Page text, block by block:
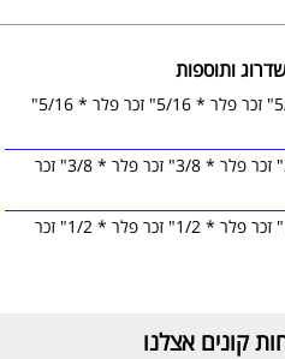
ותוספות
טי - 5/16" זכר פלר * 5/16" זכר פלר * 5/16"
טי - 3/8" זכר פלר * 3/8" זכר פלר * 3/8" זכר
טי - 1/2" זכר פלר * 1/2" זכר פלר * 1/2" זכר
קונים אצלנו